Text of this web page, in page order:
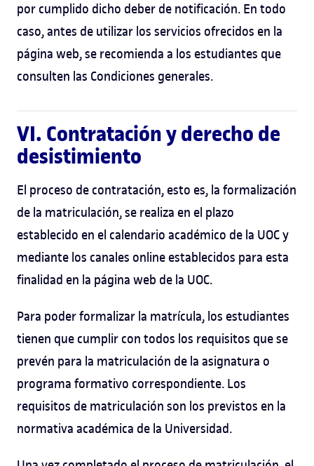
por cumplido dicho deber de notificación. En todo
caso, antes de utilizar los servicios ofrecidos en la
página web, se recomienda a los estudiantes que
consulten las Condiciones generales.
VI. Contratación y derecho de
desistimiento
El proceso de contratación, esto es, la formalización
de la matriculación, se realiza en el plazo
establecido en el calendario académico de la UOC y
mediante los canales online establecidos para esta
finalidad en la página web de la UOC.
Para poder formalizar la matrícula, los estudiantes
tienen que cumplir con todos los requisitos que se
prevén para la matriculación de la asignatura o
programa formativo correspondiente. Los
requisitos de matriculación son los previstos en la
normativa académica de la Universidad.